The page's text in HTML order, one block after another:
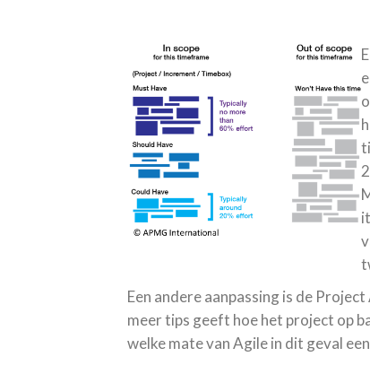
Een andere aanpassing is de
meer tips geeft hoe het project op
welke mate van Agile in dit geval